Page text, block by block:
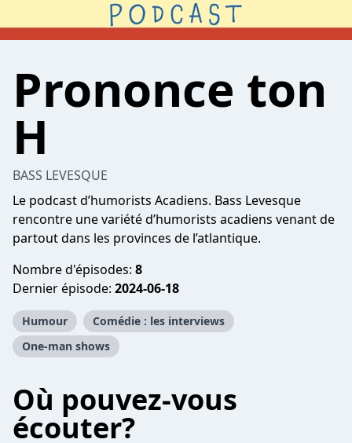
Prononce ton
H
BASS LEVESQUE
Le podcast d’humorists Acadiens. Bass Levesque
rencontre une variété d’humorists acadiens venant de
partout dans les provinces de l’atlantique.
Nombre d'épisodes: 8
Dernier épisode: 2024-06-18
Humour
Comédie : les interviews
One-man shows
Où pouvez-vous
écouter?